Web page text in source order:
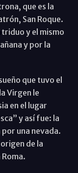
que es la
San Roque.
triduo y el mismo
y por la
que tuvo el
Virgen le
en el lugar
y así fue: la
una nevada.
de la